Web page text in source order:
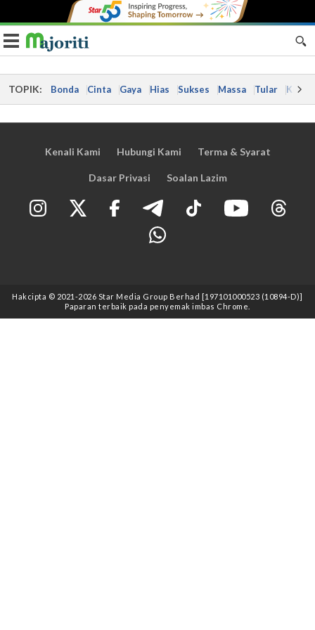
Toggle navigation
TOPIK: Bonda Cinta Gaya Hias Sukses Massa Tular Kes
Kenali Kami Hubungi Kami Terma & Syarat
Dasar Privasi Soalan Lazim
Hakcipta © 2021 -2026 Star Media Group Berhad [197101000523 (10894-D)]
Paparan terbaik pada penyemak imbas Chrome.